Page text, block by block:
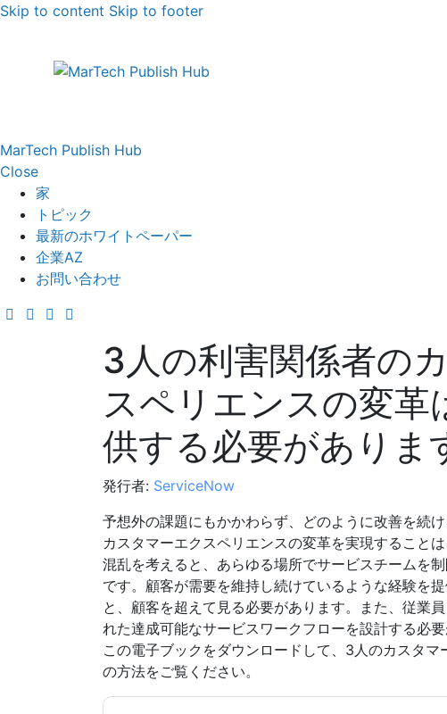
Skip to content Skip to footer
MarTech Publish Hub
Close
家
トピック
最新のホワイトペーパー
企業AZ
お問い合わせ
3人の利害関係者の
スペリエンスの変革
供する必要がありま
発行者: ServiceNow
予想外の課題にもかかわらず、どのように改善を続
カスタマーエクスペリエンスの変革を実現すること
混乱を考えると、あらゆる場所でサービスチームを
です。顧客が需要を維持し続けているような経験を
と、顧客を超えて見る必要があります。また、従業
れた達成可能なサービスワークフローを設計する必要
この電子ブックをダウンロードして、3人のカスタ
の方法をご覧ください。